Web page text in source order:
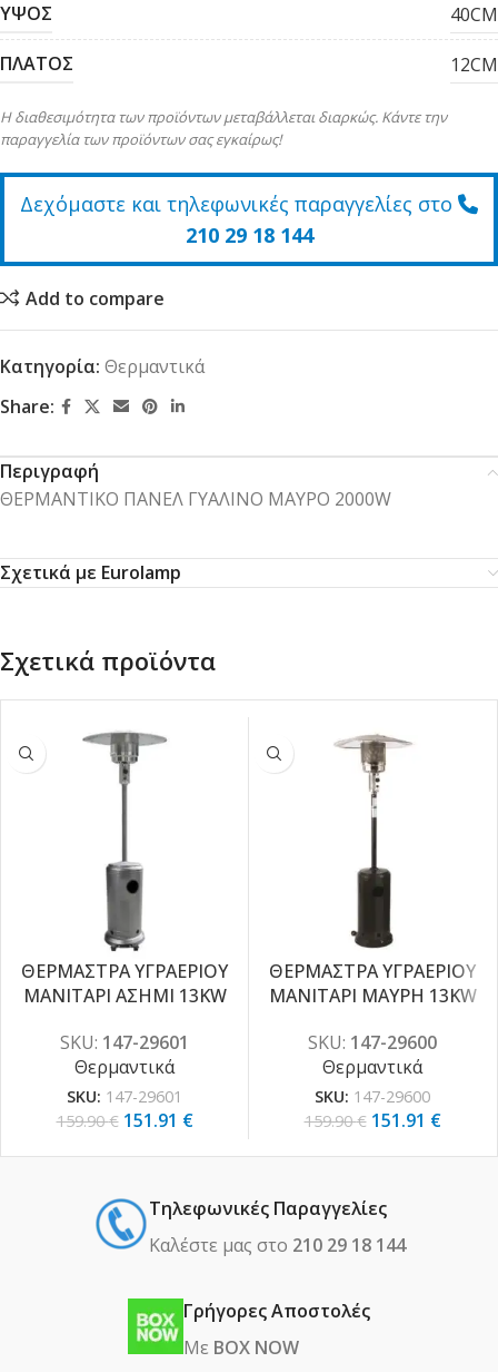
ΥΨΟΣ 40CM
ΠΛΑΤΟΣ 12CM
Η διαθεσιμότητα των προϊόντων μεταβάλλεται διαρκώς. Κάντε την
παραγγελία των προϊόντων σας εγκαίρως!
Δεχόμαστε και τηλεφωνικές παραγγελίες στο
210 29 18 144
Add to compare
Κατηγορία: Θερμαντικά
Share:
Περιγραφή
ΘΕΡΜΑΝΤΙΚΟ ΠΑΝΕΛ ΓΥΑΛΙΝΟ ΜΑΥΡΟ 2000W
Σχετικά με Eurolamp
Σχετικά προϊόντα
-5%
ΘΕΡΜΑΣΤΡΑ ΥΓΡΑΕΡΙΟΥ
ΜΑΝΙΤΑΡΙ ΑΣΗΜΙ 13KW
SKU: 147-29601
Θερμαντικά
SKU: 147-29601
159.90€ 151.91 €
-5%
ΘΕΡΜΑΣΤΡΑ ΥΓΡΑΕΡΙΟΥ
ΜΑΝΙΤΑΡΙ ΜΑΥΡΗ 13KW
SKU: 147-29600
Θερμαντικά
SKU: 147-29600
159.90€ 151.91 €
Τηλεφωνικές Παραγγελίες
Καλέστε μας στο 210 29 18 144
Γρήγορες Αποστολές
Με BOX NOW